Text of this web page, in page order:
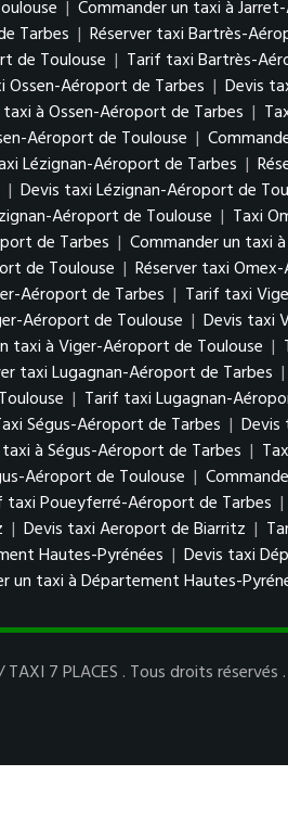
| Commander un taxi à
Tarbes | Réserver taxi Bartrès-
de Toulouse | Tarif taxi Bartrès-
Ossen-Aéroport de Tarbes | Devis
à Ossen-Aéroport de Tarbes |
Aéroport de Toulouse |
Lézignan-Aéroport de Tarbes |
| Devis taxi Lézignan-Aéroport de
Aéroport de Toulouse | Taxi
de Tarbes | Commander un taxi
de Toulouse | Réserver taxi
Aéroport de Tarbes | Tarif taxi
Aéroport de Toulouse | Devis taxi
taxi à Viger-Aéroport de Toulouse |
taxi Lugagnan-Aéroport de Tarbes |
| Tarif taxi Lugagnan-
Ségus-Aéroport de Tarbes | Devis
à Ségus-Aéroport de Tarbes |
Aéroport de Toulouse |
taxi Poueyferré-Aéroport de Tarbes |
| Devis taxi Aeroport de Biarritz |
Hautes-Pyrénées | Devis taxi
un taxi à Département Hautes-
7 PLACES . Tous droits réservés